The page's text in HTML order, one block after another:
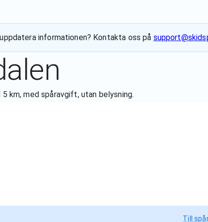
informationen? Kontakta oss på
km, med spåravgift, utan belysning.
Till